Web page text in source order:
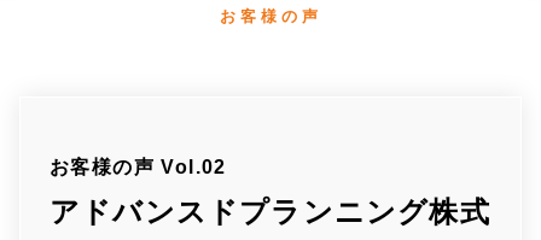
お客様の声
お客様の声 Vol.02
アドバンスドプランニング株式